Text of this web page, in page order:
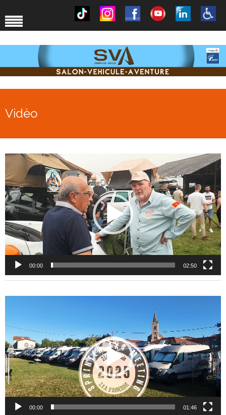
Vidèo
Lecteur
vidéo
00:00 02:50
00:00 01:46